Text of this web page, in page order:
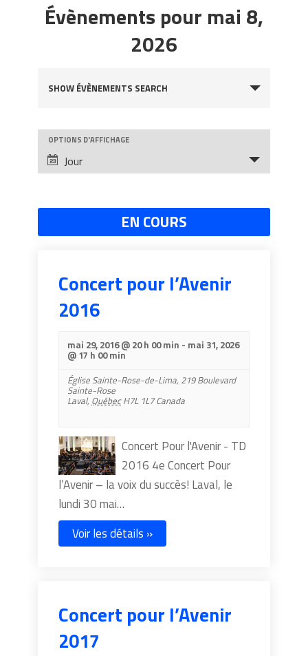
Évènements pour mai 8,
2026
Évènements
and
Views
Navigation
SHOW ÉVÈNEMENTS SEARCH
Évènement
Views
OPTIONS D'AFFICHAGE
Jour
EN COURS
Concert pour l’Avenir
2016
mai 29, 2016 @ 20 h 00 min - mai 31, 2026
@ 17 h 00 min
Église Sainte-Rose-de-Lima, 219 Boulevard
Sainte-Rose
Laval, Québec H7L 1L7 Canada
Concert Pour l'Avenir - TD
2016 4e Concert Pour
l’Avenir – la voix du succès! Laval, le
lundi 30 mai…
Voir les détails »
Concert pour l’Avenir
2017